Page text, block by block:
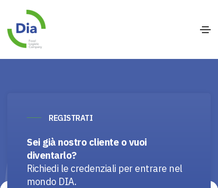
REGISTRATI
Sei già nostro cliente o vuoi
diventarlo?
Richiedi le credenziali per entrare nel
mondo DIA.